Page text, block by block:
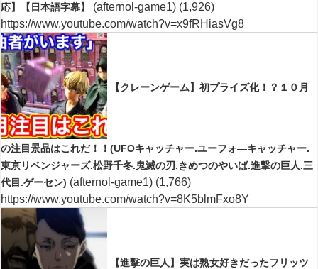
応】【日本語字幕】
(afternol-game1) (1,926)
https://www.youtube.com/watch?v=x9fRHiasVg8
【クレーンゲーム】初プライズ化！？１０月
の注目景品はこれだ！！(UFOキャッチャー.ユーフォ―キャッチャー.
東京リベンジャーズ.松野千冬.鬼滅の刃.きめつのやいば.進撃の巨人.三
代目.ゲーセン) (afternol-game1) (1,766)
https://www.youtube.com/watch?v=8K5blmFxo8Y
【進撃の巨人】実は熟女好きだったフリッツ